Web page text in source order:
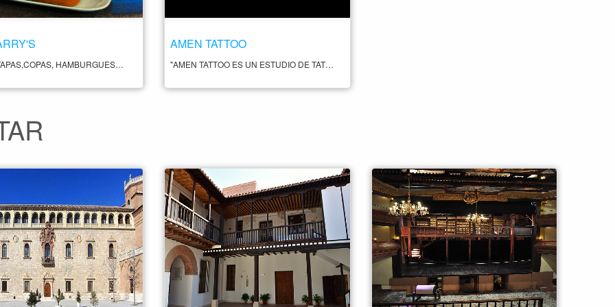
BAR DE TAPAS,COPAS, HAMBURGUESAS,RETRANSMISIÓN DE EVENTOS DEPORTIVOS, DARDOS.
AMEN TATTOO
"AMEN TATTOO ES UN ESTUDIO DE TATUAJES Y PIERCING UBICADO EN ALCALÁ DE HENARES MODERNO Y REVOLUCIONARIO CON ARTISTAS DE CONFIANZA Y EXPERIENCIA EN TODOS LOS ESTILOS"